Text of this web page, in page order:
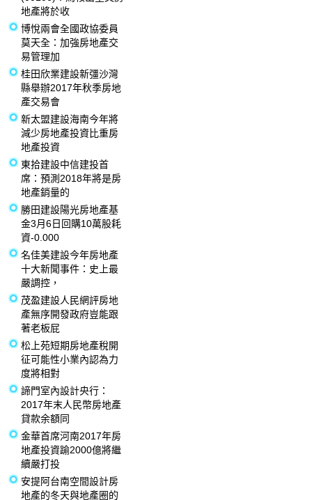
地產將於收
博悅兩會全國政協委員
莫天全：加強房地產交
易管理加
桂田欣業建設新彊沙灣
縣舉辦2017年秋季房地
產交易會
新太盟建設海南今年將
減少房地產投資比重房
地產投資
東拾建設中信建投首
席：預測2018年將是房
地產銷量的
勝田建設陽光房地產基
金3月6日回購10萬股耗
資-0.000
名佳美建設今年房地產
十大新聞事件：史上最
嚴調控，
茂盈建設人民網評房地
產無序開發政府豈能跟
著老板屁
松上苑短期房地產稅開
征可能性小業內認為力
度將相對
諦門室內設計央行：
2017年末人民幣房地產
貸款余額同
金華首席河南2017年房
地產投資踰2000億將繼
續嚴打投
安提阿台南空間設計房
地產的冬天與地產圈的